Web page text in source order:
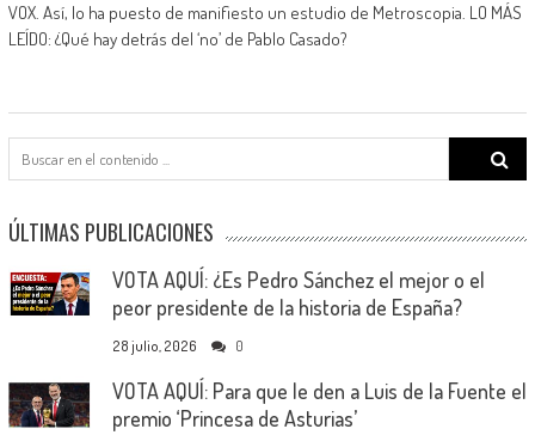
VOX. Así, lo ha puesto de manifiesto un estudio de Metroscopia. LO MÁS
LEÍDO: ¿Qué hay detrás del ‘no’ de Pablo Casado?
Search
for:
ÚLTIMAS PUBLICACIONES
VOTA AQUÍ: ¿Es Pedro Sánchez el mejor o el
peor presidente de la historia de España?
28 julio, 2026 0
VOTA AQUÍ: Para que le den a Luis de la Fuente el
premio ‘Princesa de Asturias’